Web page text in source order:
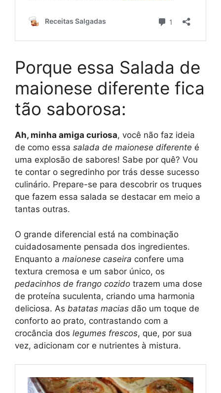
Porque essa Salada de
maionese diferente fica
tão saborosa:
Ah, minha amiga curiosa, você não faz ideia
de como essa salada de maionese diferente é
uma explosão de sabores! Sabe por quê? Vou
te contar o segredinho por trás desse sucesso
culinário. Prepare-se para descobrir os truques
que fazem essa salada se destacar em meio a
tantas outras.
O grande diferencial está na combinação
cuidadosamente pensada dos ingredientes.
Enquanto a maionese caseira confere uma
textura cremosa e um sabor único, os
pedacinhos de frango cozido trazem uma dose
de proteína suculenta, criando uma harmonia
deliciosa. As batatas macias dão um toque de
conforto ao prato, contrastando com a
crocância dos legumes frescos, que, por sua
vez, adicionam cor e nutrientes à mistura.